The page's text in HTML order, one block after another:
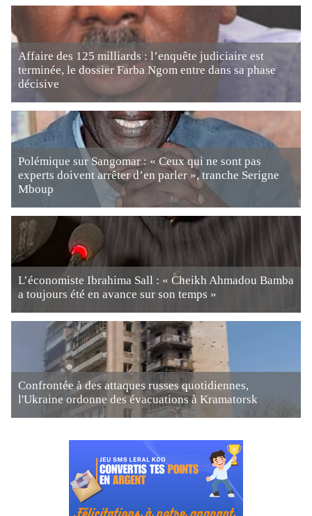
Affaire des 125 milliards : l’enquête judiciaire est
terminée, le dossier Farba Ngom entre dans sa phase
décisive
Polémique sur Sangomar : « Ceux qui ne sont pas
experts doivent arrêter d’en parler », tranche Serigne
Mboup
L’économiste Ibrahima Sall : « Cheikh Ahmadou Bamba
a toujours été en avance sur son temps »
Confrontée à des attaques russes quotidiennes,
l'Ukraine ordonne des évacuations à Kramatorsk